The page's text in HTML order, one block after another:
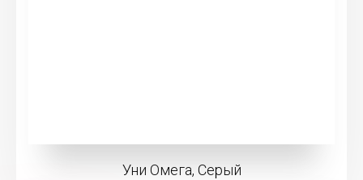
Уни Омега, Серый